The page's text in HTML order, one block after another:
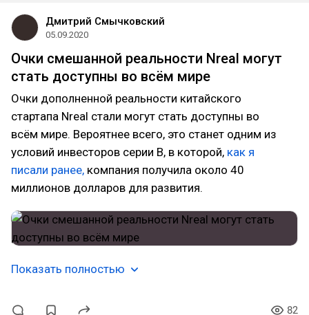
Дмитрий Смычковский
05.09.2020
Очки смешанной реальности Nreal могут
стать доступны во всём мире
Очки дополненной реальности китайского
стартапа Nreal стали могут стать доступны во
всём мире. Вероятнее всего, это станет одним из
условий инвесторов серии В, в которой, как я
писали ранее, компания получила около 40
миллионов долларов для развития.
Показать полностью
82